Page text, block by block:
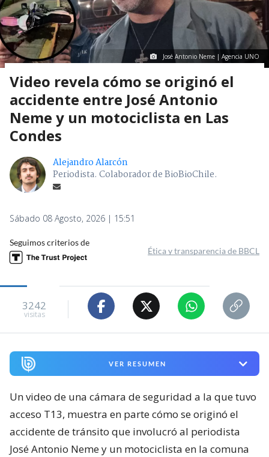
José Antonio Neme | Agencia UNO
Video revela cómo se originó el
accidente entre José Antonio
Neme y un motociclista en Las
Condes
Alejandro Alarcón
Periodista. Colaborador de BioBioChile.
Sábado 08 Agosto, 2026 | 15:51
Seguimos criterios de
Ética y transparencia de BBCL
3242
visitas
VER RESUMEN
Un video de una cámara de seguridad a la que tuvo
acceso T13, muestra en parte cómo se originó el
accidente de tránsito que involucró al periodista
José Antonio Neme y un motociclista en la comuna